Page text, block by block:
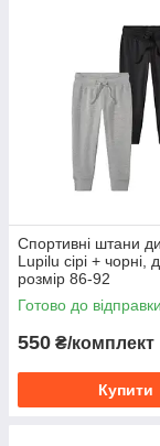
Спортивні штани
Lupilu сірі + чорні,
розмір 86-92
Готово до відправки
550 ₴/комплект
Купити